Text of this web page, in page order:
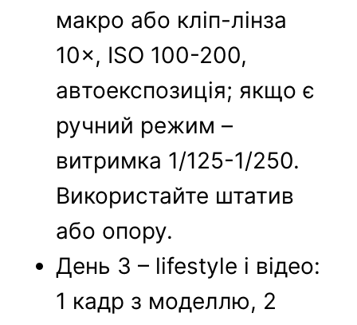
макро або кліп-лінза
10×, ISO 100-200,
автоекспозиція; якщо є
ручний режим –
витримка 1/125-1/250.
Використайте штатив
або опору.
День 3 – lifestyle і відео:
1 кадр з моделлю, 2